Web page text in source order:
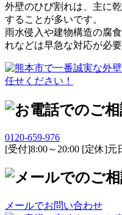
外壁のひび割れは、主に
することが多いです。
雨水侵入や建物構造の腐
れなどは早急な対応が必要
0120-659-976
[受付]8:00～20:00 [定休]元
メールでお問い合わせ